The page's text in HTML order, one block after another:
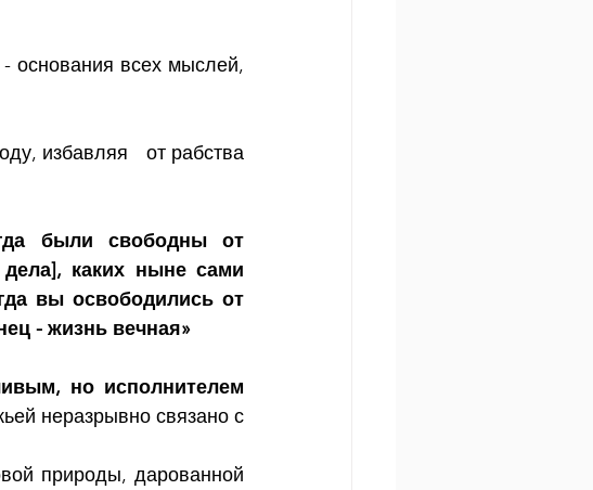
основания всех мыслей,
избавляя   от рабства
были свободны от
каких ныне сами
вы освободились от
- жизнь вечная»
но исполнителем
неразрывно связано с
природы, дарованной